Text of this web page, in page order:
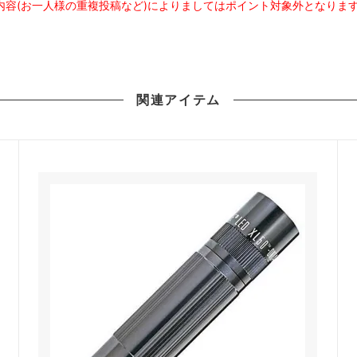
容(お一人様の重複投稿など)によりましてはポイント対象外となりま
関連アイテム